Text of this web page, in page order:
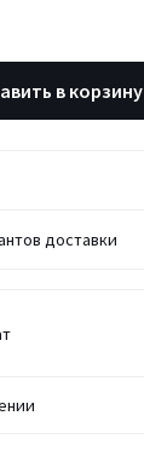
в корзину
доставки